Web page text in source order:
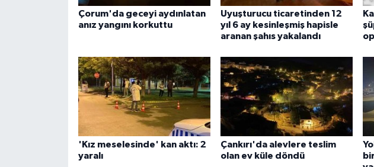
Çorum'da geceyi aydınlatan
anız yangını korkuttu
Uyuşturucu ticaretinden 12
yıl 6 ay kesinleşmiş hapisle
aranan şahıs yakalandı
'Kız meselesinde' kan aktı: 2
yaralı
Çankırı'da alevlere teslim
olan ev küle döndü